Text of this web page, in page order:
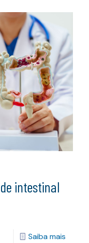
intestinal
Saiba mais